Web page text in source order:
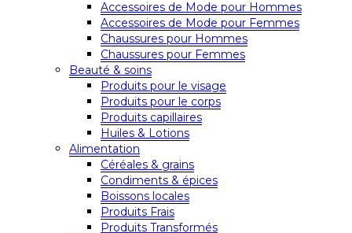
Accessoires de Mode pour Hommes
Accessoires de Mode pour Femmes
Chaussures pour Hommes
Chaussures pour Femmes
Beauté & soins
Produits pour le visage
Produits pour le corps
Produits capillaires
Huiles & Lotions
Alimentation
Céréales & grains
Condiments & épices
Boissons locales
Produits Frais
Produits Transformés